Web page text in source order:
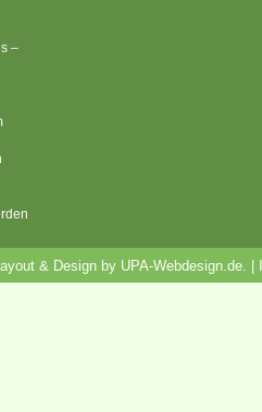
–
& Design by UPA-Webdesign.de.